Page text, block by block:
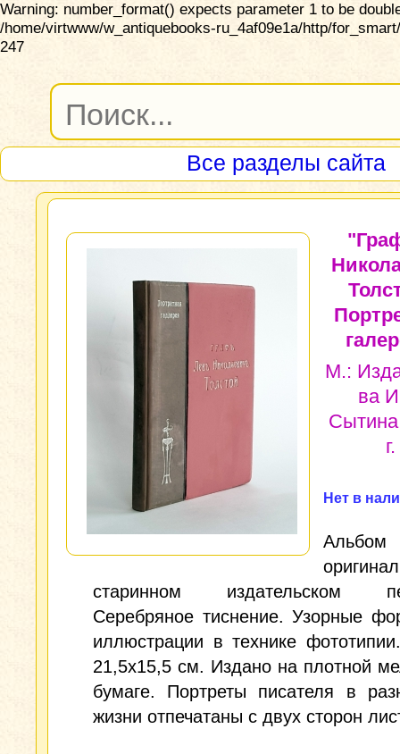
Warning: number_format() expects parameter 1 to be
/home/virtwww/w_antiquebooks-ru_4af09e1a/http/
247
Все разделы сайта
М.:
ва
г.
Нет в
старинном издательском
Серебряное тиснение. Узорные
иллюстрации в технике
21,5х15,5 см. Издано на плотной
бумаге. Портреты писателя в
жизни отпечатаны с двух сторон